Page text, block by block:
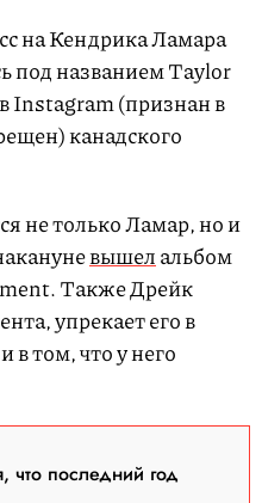
на Кендрика Ламара
под названием Taylor
Instagram (признан в
канадского
не только Ламар, но и
вышелальбом
Также Дрейк
упрекает его в
в том, что у него
последний год